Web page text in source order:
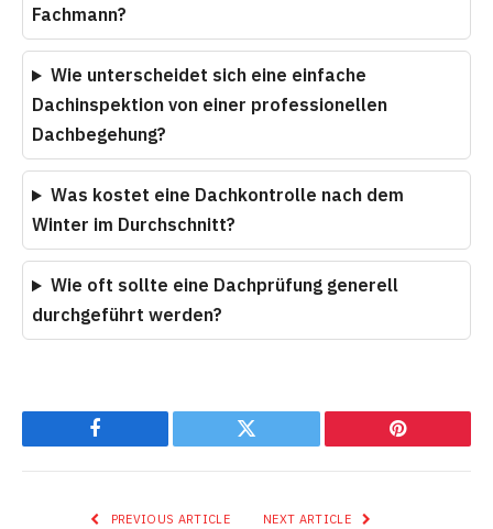
Fachmann?
Wie unterscheidet sich eine einfache
Dachinspektion von einer professionellen
Dachbegehung?
Was kostet eine Dachkontrolle nach dem
Winter im Durchschnitt?
Wie oft sollte eine Dachprüfung generell
durchgeführt werden?
Facebook Twitter Pinterest
PREVIOUS ARTICLE NEXT ARTICLE